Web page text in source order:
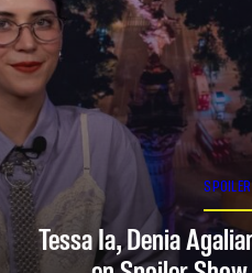
Tessa Ia, Denia